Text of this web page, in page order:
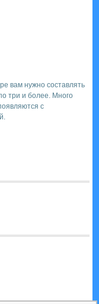
вам нужно составлять
три и более. Много
с